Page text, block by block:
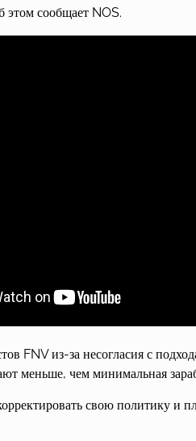
этом сообщает NOS.
FNV из-за несогласия с
меньше, чем минимальная
свою политику и